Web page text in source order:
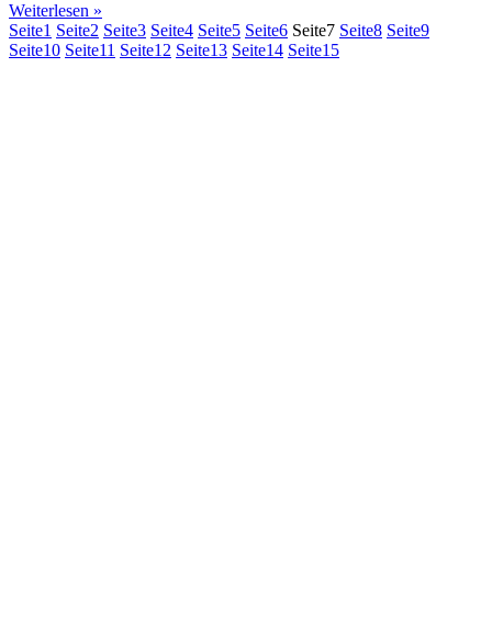
Weiterlesen »
Seite1 Seite2 Seite3 Seite4 Seite5 Seite6 Seite7 Seite8 Seite9
Seite10 Seite11 Seite12 Seite13 Seite14 Seite15